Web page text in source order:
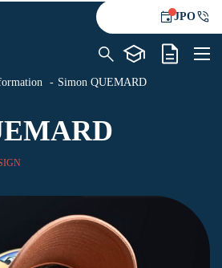
JPO
Simon QUEMARD